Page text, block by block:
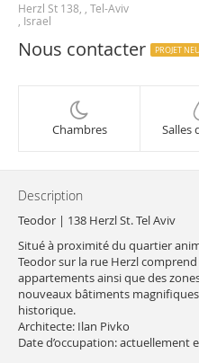
Herzl St 138, , Tel-Aviv
, Israel
Nous contacter PROJET
Chambres Salles
Description
Teodor | 138 Herzl St. Tel Aviv
Situé à proximité du quartier
Teodor sur la rue Herzl
appartements ainsi que des
nouveaux bâtiments
historique.
Architecte: Ilan Pivko
Date d’occupation: actuellement